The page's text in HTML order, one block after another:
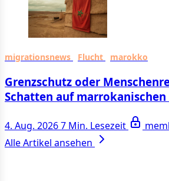
migrationsnews Flucht marokko
Grenzschutz oder
Schatten auf marrokanischen
4. Aug. 20267 Min. Lesezeit
Alle Artikel ansehen